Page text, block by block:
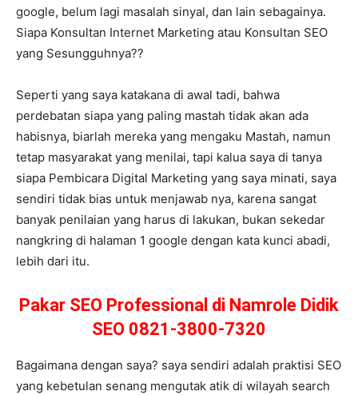
google, belum lagi masalah sinyal, dan lain sebagainya.
Siapa Konsultan Internet Marketing atau Konsultan SEO
yang Sesungguhnya??
Seperti yang saya katakana di awal tadi, bahwa
perdebatan siapa yang paling mastah tidak akan ada
habisnya, biarlah mereka yang mengaku Mastah, namun
tetap masyarakat yang menilai, tapi kalua saya di tanya
siapa Pembicara Digital Marketing yang saya minati, saya
sendiri tidak bias untuk menjawab nya, karena sangat
banyak penilaian yang harus di lakukan, bukan sekedar
nangkring di halaman 1 google dengan kata kunci abadi,
lebih dari itu.
Pakar SEO Professional di Namrole Didik
SEO 0821-3800-7320
Bagaimana dengan saya? saya sendiri adalah praktisi SEO
yang kebetulan senang mengutak atik di wilayah search